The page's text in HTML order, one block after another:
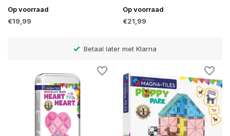
Op voorraad
€19,99
Op voorraad
€21,99
Betaal later met Klarna